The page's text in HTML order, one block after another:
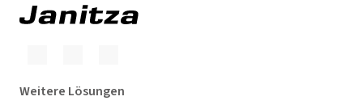
Weitere Lösungen